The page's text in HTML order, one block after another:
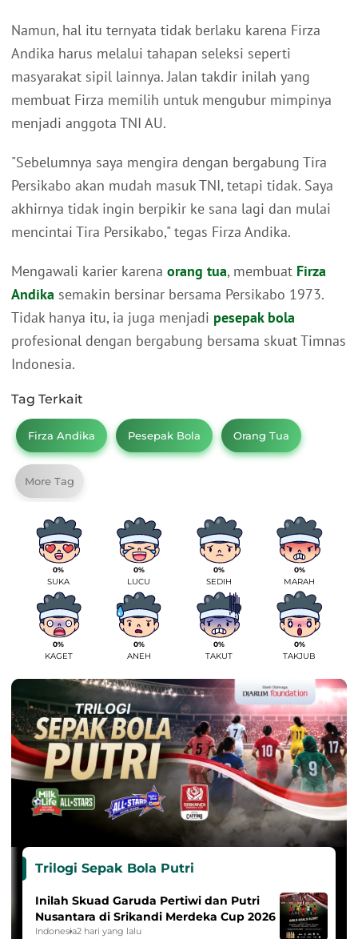
Namun, hal itu ternyata tidak berlaku karena Firza
Andika harus melalui tahapan seleksi seperti
masyarakat sipil lainnya. Jalan takdir inilah yang
membuat Firza memilih untuk mengubur mimpinya
menjadi anggota TNI AU.
"Sebelumnya saya mengira dengan bergabung Tira
Persikabo akan mudah masuk TNI, tetapi tidak. Saya
akhirnya tidak ingin berpikir ke sana lagi dan mulai
mencintai Tira Persikabo," tegas Firza Andika.
Mengawali karier karena orang tua, membuat Firza
Andika semakin bersinar bersama Persikabo 1973.
Tidak hanya itu, ia juga menjadi pesepak bola
profesional dengan bergabung bersama skuat Timnas
Indonesia.
Tag Terkait
Firza Andika Pesepak Bola Orang Tua
More Tag
0%
SUKA
0%
LUCU
0%
SEDIH
0%
MARAH
0%
KAGET
0%
ANEH
0%
TAKUT
0%
TAKJUB
Trilogi Sepak Bola Putri
Inilah Skuad Garuda Pertiwi dan Putri
Nusantara di Srikandi Merdeka Cup 2026
Indonesia2 hari yang lalu